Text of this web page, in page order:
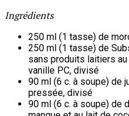
Ingrédients
250 ml (1 tasse) de
250 ml (1 tasse) de
sans produits laitiers
vanille PC, divisé
90 ml (6 c. à soupe) de
pressée, divisé
90 ml (6 c. à soupe) de